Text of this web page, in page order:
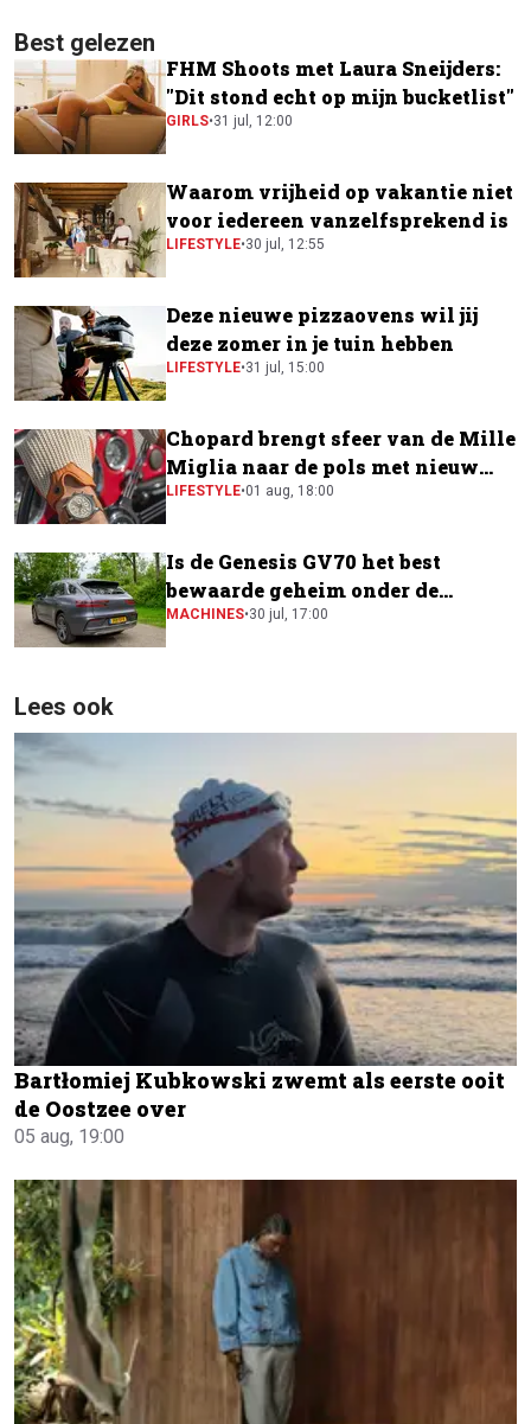
Best gelezen
FHM Shoots met Laura Sneijders:
"Dit stond echt op mijn bucketlist"
GIRLS•31 jul, 12:00
Waarom vrijheid op vakantie niet
voor iedereen vanzelfsprekend is
LIFESTYLE•30 jul, 12:55
Deze nieuwe pizzaovens wil jij
deze zomer in je tuin hebben
LIFESTYLE•31 jul, 15:00
Chopard brengt sfeer van de Mille
Miglia naar de pols met nieuw
horloge
LIFESTYLE•01 aug, 18:00
Is de Genesis GV70 het best
bewaarde geheim onder de
elektrische SUV's?
MACHINES•30 jul, 17:00
Lees ook
Bartłomiej Kubkowski zwemt als eerste ooit
de Oostzee over
05 aug, 19:00